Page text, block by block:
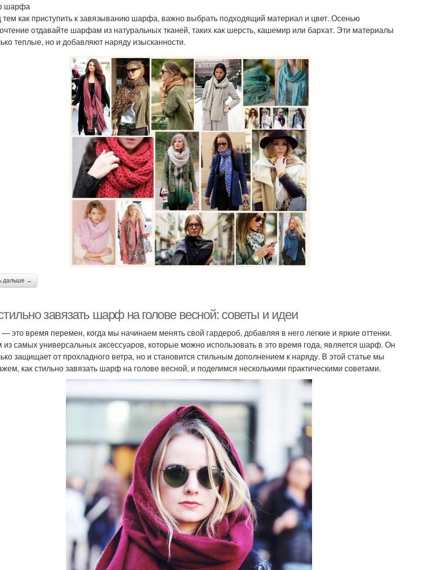
шарфа
как приступить к завязыванию шарфа, важно выбрать подходящий материал и цвет. Осенью
отдавайте шарфам из натуральных тканей, таких как шерсть, кашемир или бархат. Эти материалы
теплые, но и добавляют наряду изысканности.
дальше →
завязать шарф на голове весной: советы и идеи
это время перемен, когда мы начинаем менять свой гардероб, добавляя в него легкие и яркие оттенки.
самых универсальных аксессуаров, которые можно использовать в это время года, является шарф. Он
защищает от прохладного ветра, но и становится стильным дополнением к наряду. В этой статье мы
как стильно завязать шарф на голове весной, и поделимся несколькими практическими советами.